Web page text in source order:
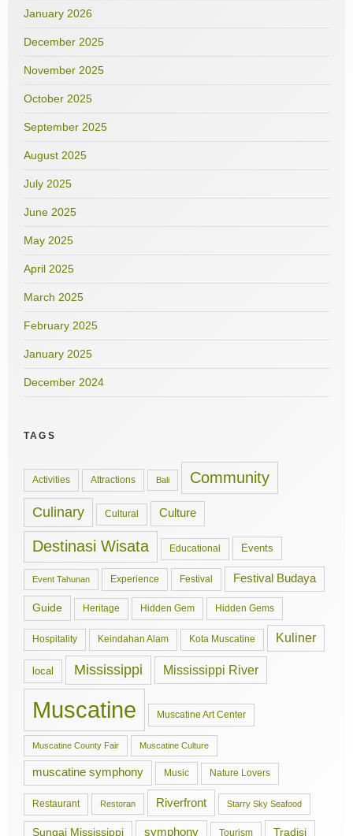
January 2026
December 2025
November 2025
October 2025
September 2025
August 2025
July 2025
June 2025
May 2025
April 2025
March 2025
February 2025
January 2025
December 2024
TAGS
Activities Attractions Bali Community
Culinary Cultural Culture
Destinasi Wisata Educational Events
Event Tahunan Experience Festival Festival Budaya
Guide Heritage Hidden Gem Hidden Gems
Hospitality Keindahan Alam Kota Muscatine Kuliner
local Mississippi Mississippi River
Muscatine Muscatine Art Center
Muscatine County Fair Muscatine Culture
muscatine symphony Music Nature Lovers
Restaurant Restoran Riverfront Starry Sky Seafood
Sungai Mississippi symphony Tourism Tradisi